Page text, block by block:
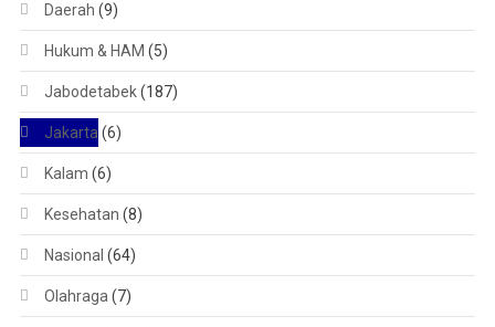
Daerah (9)
Hukum & HAM (5)
Jabodetabek(187)
Jakarta (6)
Kalam (6)
Kesehatan (8)
Nasional (64)
Olahraga (7)